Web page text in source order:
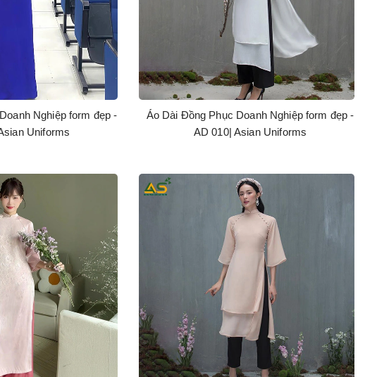
Nghiệp form đẹp -
Uniforms
Áo Dài Đồng Phục Doanh Nghiệp form đẹp -
AD 010| Asian Uniforms